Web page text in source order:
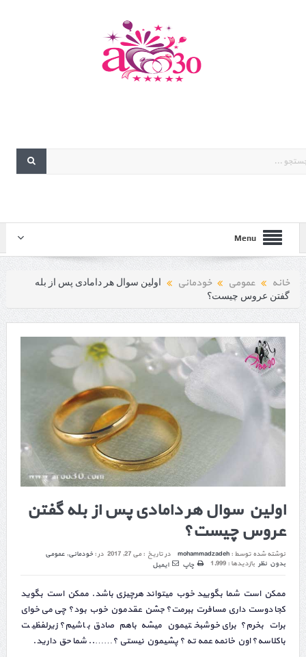
Menu
خانه عمومی خودمانی
اولین سوال هر دامادی پس از بله
گفتن عروس چیست؟
اولین سوال هر دامادی پس از بله گفتن
عروس چیست؟
نوشته شده توسط : mohammadzadeh در تاریخ :می 27, 2017 در : خودمانی, عمومی
بدون نظر بازدیدها : 1,999 چاپ ایمیل
ممکن است شما بگویید خوب میتواند هرچیزی باشد. ممکن است بگوید
کجا دوست داری مسافرت ببرمت؟ جشن عقدمون خوب بود؟ چی می خوای
برات بخرم؟ برای خوشبختیمون میشه باهم صادق باشیم؟ زیرلفظیت
باکلاسه؟ اون خانمه عمه ته ؟ پشیمون نیستی ؟…….. شما حق دارید.